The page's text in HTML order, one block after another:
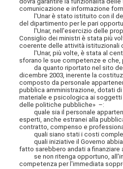
comunicazione e informazione
l'Unar è stato istituito con il
del dipartimento per le pari
l'Unar, nell'esercizio delle
Consiglio dei ministri è stata più
coerente delle attività istituzionali
l'Unar, più volte, è stata al
sforano le sue competenze e che,
da quanto riportato nel sito del
dicembre 2003, inerente la
composto da personale
pubblica amministrazione, dotati
materiale e psicologica ai
delle politiche pubbliche» –:
quale sia il personale
esperti, anche estranei alla
contratto, compenso e
quali siano stati i costi
quali iniziative il Governo abbia
fatto sarebbero andati a
se non ritenga opportuno,
competenza per l'immediata